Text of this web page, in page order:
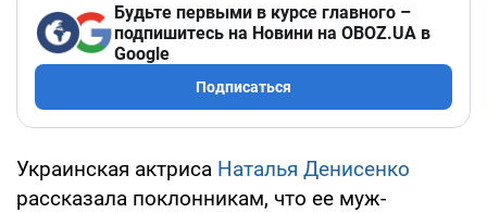
Будьте первыми в курсе главного –
подпишитесь на Новини на OBOZ.UA в
Google
Подписаться
Украинская актриса Наталья Денисенко
рассказала поклонникам, что ее муж-